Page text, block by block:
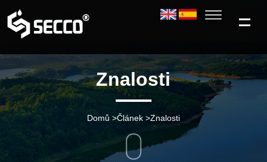
Znalosti
Domů >Článek>Znalosti